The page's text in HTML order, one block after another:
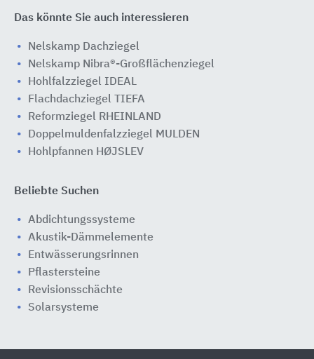
Das könnte Sie auch interessieren
Nelskamp Dachziegel
Nelskamp Nibra®-Großflächenziegel
Hohlfalzziegel IDEAL
Flachdachziegel TIEFA
Reformziegel RHEINLAND
Doppelmuldenfalzziegel MULDEN
Hohlpfannen HØJSLEV
Beliebte Suchen
Abdichtungssysteme
Akustik-Dämmelemente
Entwässerungsrinnen
Pflastersteine
Revisionsschächte
Solarsysteme